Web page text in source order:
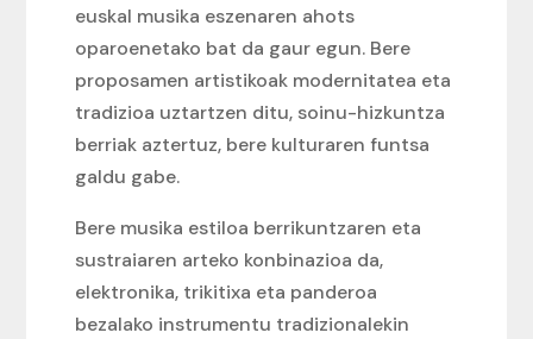
euskal musika eszenaren ahots
oparoenetako bat da gaur egun. Bere
proposamen artistikoak modernitatea eta
tradizioa uztartzen ditu, soinu-hizkuntza
berriak aztertuz, bere kulturaren funtsa
galdu gabe.
Bere musika estiloa berrikuntzaren eta
sustraiaren arteko konbinazioa da,
elektronika, trikitixa eta panderoa
bezalako instrumentu tradizionalekin